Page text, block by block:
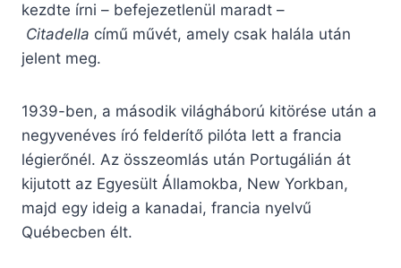
kezdte írni – befejezetlenül maradt –
Citadella című művét, amely csak halála után
jelent meg.
1939-ben, a második világháború kitörése után a
negyvenéves író felderítő pilóta lett a francia
légierőnél. Az összeomlás után Portugálián át
kijutott az Egyesült Államokba, New Yorkban,
majd egy ideig a kanadai, francia nyelvű
Québecben élt.